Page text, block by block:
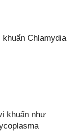
Chlamydia
khuẩn như